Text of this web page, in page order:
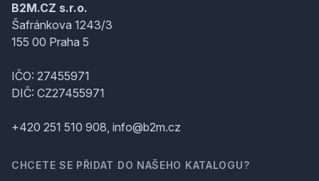
B2M.CZ s.r.o.
Šafránkova 1243/3
155 00 Praha 5
IČO: 27455971
DIČ: CZ27455971
+420 251 510 908, info@b2m.cz
CHCETE SE PŘIDAT DO NAŠEHO KATALOGU?